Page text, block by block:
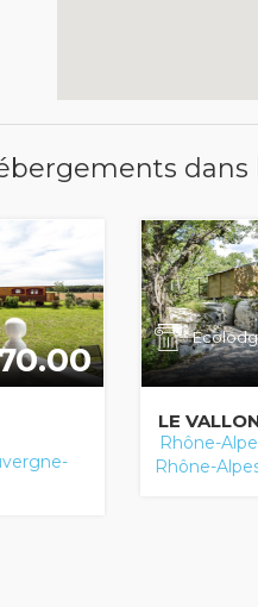
LE
Rhône-
Rhône-